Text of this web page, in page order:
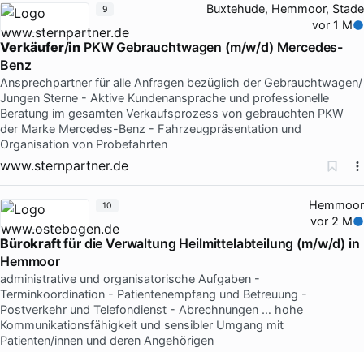
Buxtehude, Hemmoor, Stade
vor 1 M
Verkäufer/in PKW Gebrauchtwagen (m/w/d) Mercedes-
Benz
Ansprechpartner für alle Anfragen bezüglich der Gebrauchtwagen/
Jungen Sterne - Aktive Kundenansprache und professionelle
Beratung im gesamten Verkaufsprozess von gebrauchten PKW
der Marke Mercedes-Benz - Fahrzeugpräsentation und
Organisation von Probefahrten
www.sternpartner.de
9
Hemmoor
vor 2 M
Bürokraftfür die Verwaltung Heilmittelabteilung (m/w/d) in
Hemmoor
administrative und organisatorische Aufgaben -
Terminkoordination - Patientenempfang und Betreuung -
Postverkehr und Telefondienst - Abrechnungen … hohe
Kommunikationsfähigkeit und sensibler Umgang mit
Patienten/innen und deren Angehörigen
10